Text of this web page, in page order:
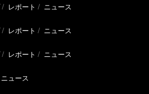
レポート ニュース
レポート ニュース
レポート ニュース
ニュース